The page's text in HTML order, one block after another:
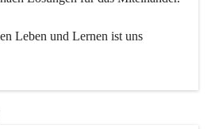
Leben und Lernen ist uns